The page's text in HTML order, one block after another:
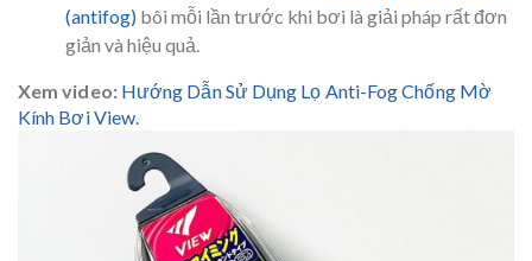
(antifog) bôi mỗi lần trước khi bơi là giải pháp rất đơn
giản và hiệu quả.
Xem video:Hướng Dẫn Sử Dụng Lọ Anti-Fog Chống Mờ
Kính Bơi View.